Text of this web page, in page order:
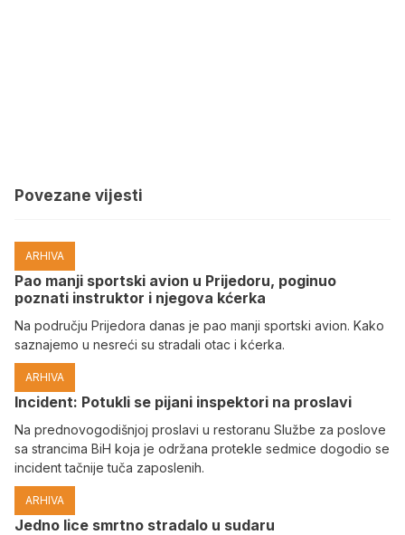
Povezane vijesti
ARHIVA
Pao manji sportski avion u Prijedoru, poginuo
poznati instruktor i njegova kćerka
Na području Prijedora danas je pao manji sportski avion. Kako
saznajemo u nesreći su stradali otac i kćerka.
ARHIVA
Incident: Potukli se pijani inspektori na proslavi
Na prednovogodišnjoj proslavi u restoranu Službe za poslove
sa strancima BiH koja je održana protekle sedmice dogodio se
incident tačnije tuča zaposlenih.
ARHIVA
Јedno lice smrtno stradalo u sudaru